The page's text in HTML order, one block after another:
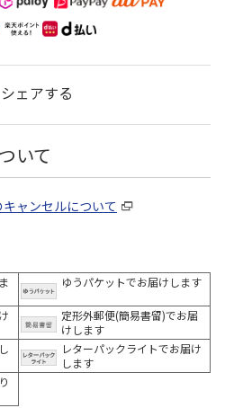
シェアする
いて
ャンセルについて
ゆうパケットでお届けします
定形外郵便(簡易書留)でお届
けします
レターパックライトでお届け
します